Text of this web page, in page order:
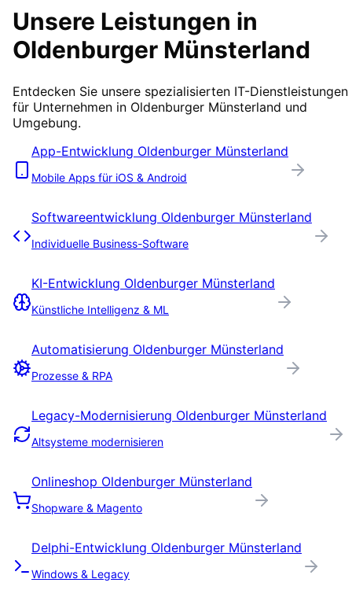
Unsere Leistungen in
Oldenburger Münsterland
Entdecken Sie unsere spezialisierten IT-Dienstleistungen
für Unternehmen in Oldenburger Münsterland und
Umgebung.
App-Entwicklung Oldenburger Münsterland
Mobile Apps für iOS & Android
Softwareentwicklung Oldenburger Münsterland
Individuelle Business-Software
KI-Entwicklung Oldenburger Münsterland
Künstliche Intelligenz & ML
Automatisierung Oldenburger Münsterland
Prozesse & RPA
Legacy-Modernisierung Oldenburger Münsterland
Altsysteme modernisieren
Onlineshop Oldenburger Münsterland
Shopware & Magento
Delphi-Entwicklung Oldenburger Münsterland
Windows & Legacy